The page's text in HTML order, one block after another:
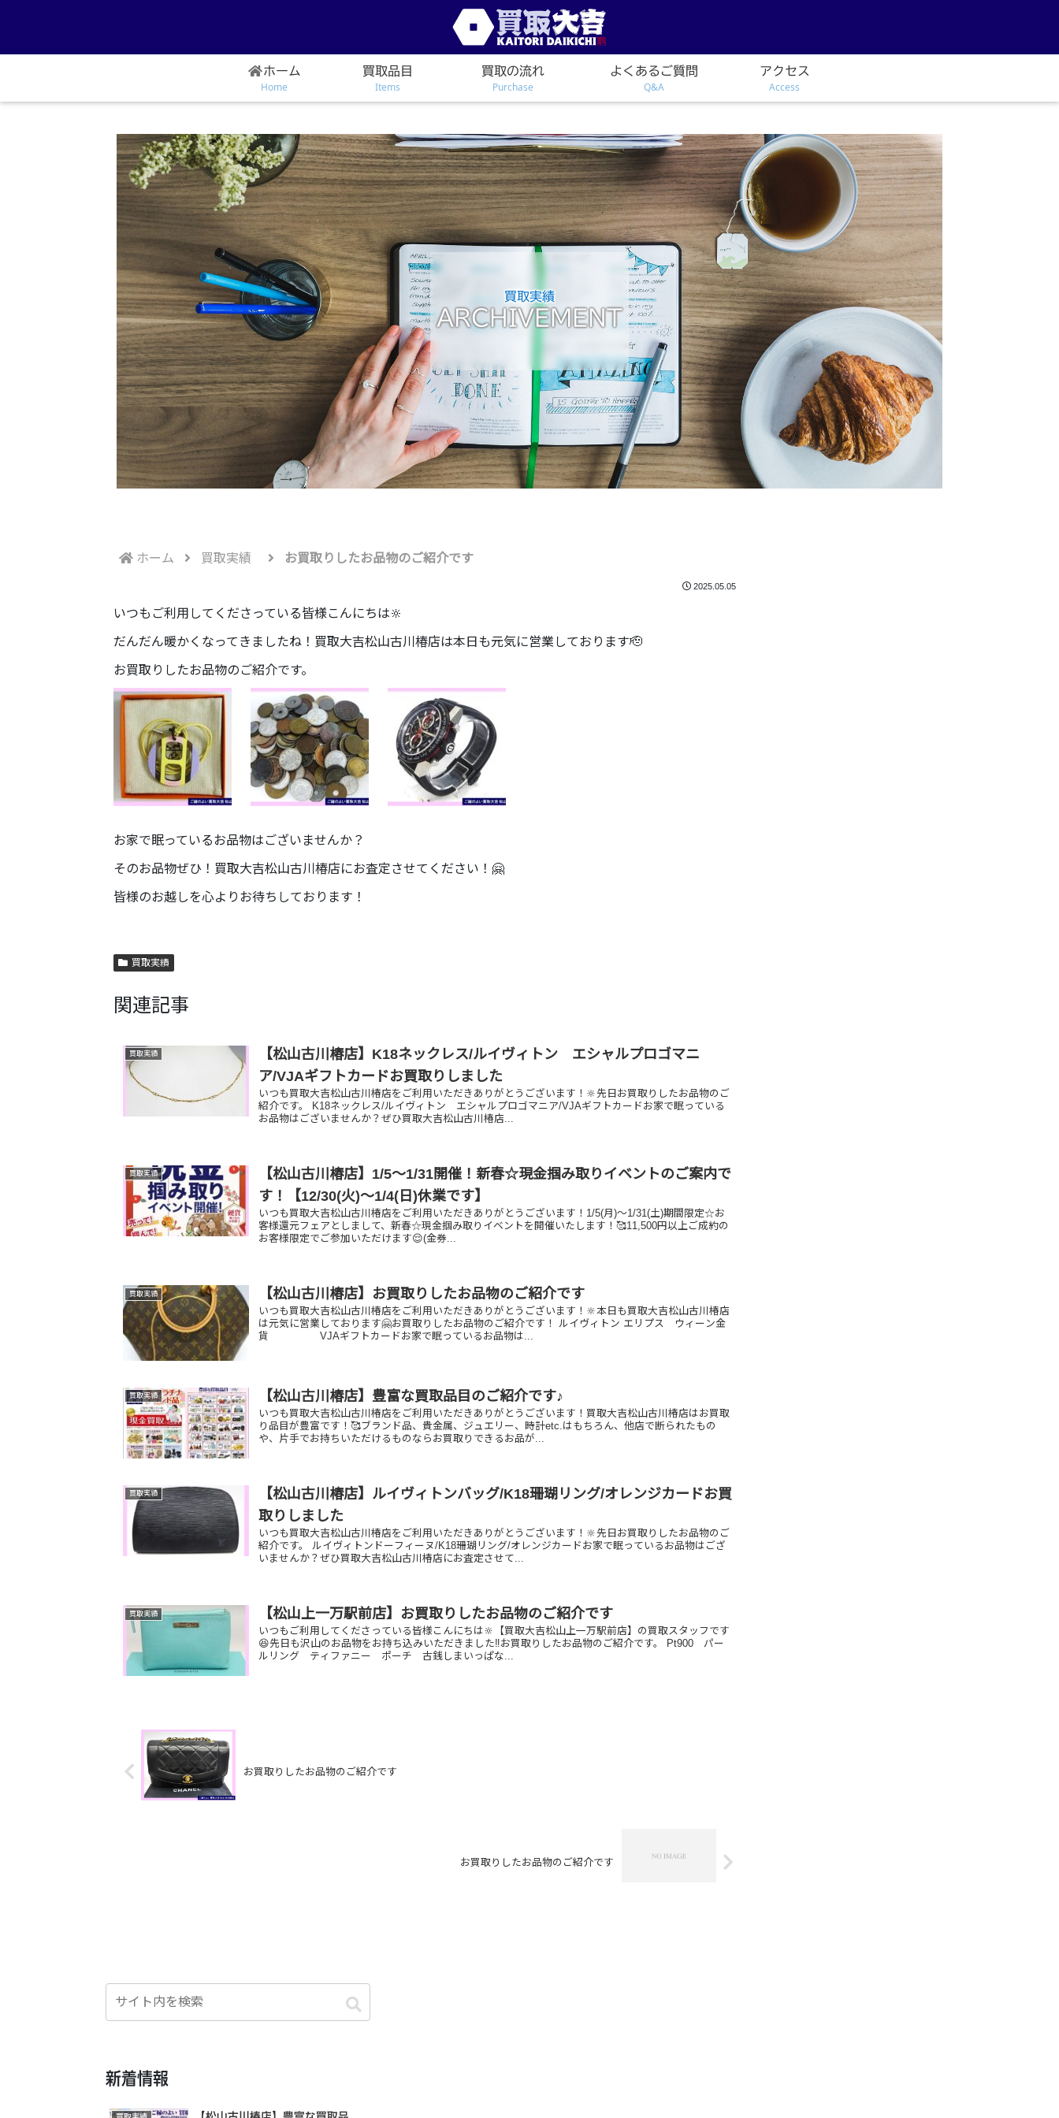
買取実績
ARCHIVEMENT
ホーム
Home
買取品目
Items
買取の流れ
Purchase
よくあるご質問
Q&A
アクセス
Access
ホーム 買取実績 お買取りしたお品物のご紹介です
2025.05.05
いつもご利用してくださっている皆様こんにちは🔆
だんだん暖かくなってきましたね！買取大吉松山古川椿店は本日も元気に営業しております🫡
お買取りしたお品物のご紹介です。
お家で眠っているお品物はございませんか？
そのお品物ぜひ！買取大吉松山古川椿店にお査定させてください！🤗
皆様のお越しを心よりお待ちしております！
買取実績
関連記事
買取実績
【松山古川椿店】K18ネックレス/ルイヴィトン エシャルプロゴマニ
ア/VJAギフトカードお買取りしました
いつも買取大吉松山古川椿店をご利用いただきありがとうございます！🔆先日お買取りしたお品物のご
紹介です。 K18ネックレス/ルイヴィトン エシャルプロゴマニア/VJAギフトカードお家で眠っている
お品物はございませんか？ぜひ買取大吉松山古川椿店...
買取実績
【松山古川椿店】1/5～1/31開催！新春☆現金掴み取りイベントのご案内で
す！【12/30(火)～1/4(日)休業です】
いつも買取大吉松山古川椿店をご利用いただきありがとうございます！1/5(月)～1/31(土)期間限定☆お
客様還元フェアとしまして、新春☆現金掴み取りイベントを開催いたします！🥰11,500円以上ご成約の
お客様限定でご参加いただけます😌(金券...
買取実績 【松山古川椿店】お買取りしたお品物のご紹介です
いつも買取大吉松山古川椿店をご利用いただきありがとうございます！🔆本日も買取大吉松山古川椿店
は元気に営業しております🤗お買取りしたお品物のご紹介です！ ルイヴィトン エリプス ウィーン金
貨 VJAギフトカードお家で眠っているお品物は...
買取実績 【松山古川椿店】豊富な買取品目のご紹介です♪
いつも買取大吉松山古川椿店をご利用いただきありがとうございます！買取大吉松山古川椿店はお買取
り品目が豊富です！🥰ブランド品、貴金属、ジュエリー、時計etc.はもちろん、他店で断られたもの
や、片手でお持ちいただけるものならお買取りできるお品が...
買取実績
【松山古川椿店】ルイヴィトンバッグ/K18珊瑚リング/オレンジカードお買
取りしました
いつも買取大吉松山古川椿店をご利用いただきありがとうございます！🔆先日お買取りしたお品物のご
紹介です。 ルイヴィトンドーフィーヌ/K18珊瑚リング/オレンジカードお家で眠っているお品物はござ
いませんか？ぜひ買取大吉松山古川椿店にお査定させて...
買取実績 【松山上一万駅前店】お買取りしたお品物のご紹介です
いつもご利用してくださっている皆様こんにちは🔆【買取大吉松山上一万駅前店】の買取スタッフです
😆先日も沢山のお品物をお持ち込みいただきました‼️お買取りしたお品物のご紹介です。 Pt900 パー
ルリング ティファニー ポーチ 古銭しまいっぱな...
お買取りしたお品物のご紹介です
お買取りしたお品物のご紹介です
新着情報